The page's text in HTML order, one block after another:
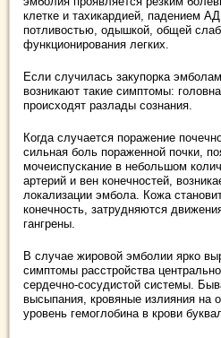
клетке и тахикардией, падением
потливостью, одышкой, общей
функционирования легких.
Если случилась закупорка
возникают такие симптомы:
происходят разлады сознания.
Когда случается поражение
сильная боль пораженной почки,
мочеиспускание в небольшом
артерий и вен конечностей,
локализации эмбола. Кожа
конечность, затрудняются
гангрены.
В случае жировой эмболии ярко
симптомы расстройства
сердечно-сосудистой системы.
высыпания, кровяные излияния на
уровень гемоглобина в крови